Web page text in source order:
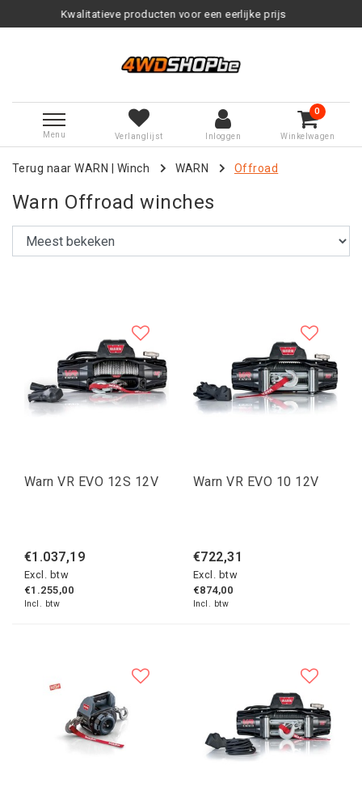
voor een eerlijke prijs
Menu Verlanglijst Inloggen
0
Winkelwagen
Terug naar WARN Winch WARN Offroad
Warn Offroad winches
Warn VR EVO 12S 12V
€1.037,19
Excl. btw
€1.255,00
Incl. btw
Warn VR EVO 10 12V
€722,31
Excl. btw
€874,00
Incl. btw